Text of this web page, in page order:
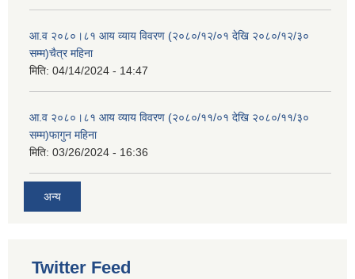
आ.व २०८०।८१ आय व्याय विवरण (२०८०/१२/०१ देखि २०८०/१२/३०
सम्म)चैत्र महिना
मिति: 04/14/2024 - 14:47
आ.व २०८०।८१ आय व्याय विवरण (२०८०/११/०१ देखि २०८०/११/३०
सम्म)फागुन महिना
मिति: 03/26/2024 - 16:36
अन्य
Twitter Feed